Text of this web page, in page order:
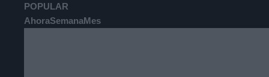
POPULAR
AhoraSemanaMes